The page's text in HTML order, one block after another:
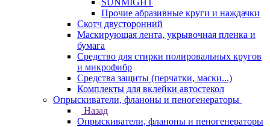
SUNMIGHT
Прочие абразивные круги и наждачки
Скотч двусторонний
Маскирующая лента, укрывочная пленка и
бумага
Средство для стирки полировальных кругов
и микрофибр
Средства защиты (перчатки, маски...)
Комплекты для вклейки автостекол
Опрыскиватели, фланоны и пеногенераторы
Назад
Опрыскиватели, фланоны и пеногенераторы